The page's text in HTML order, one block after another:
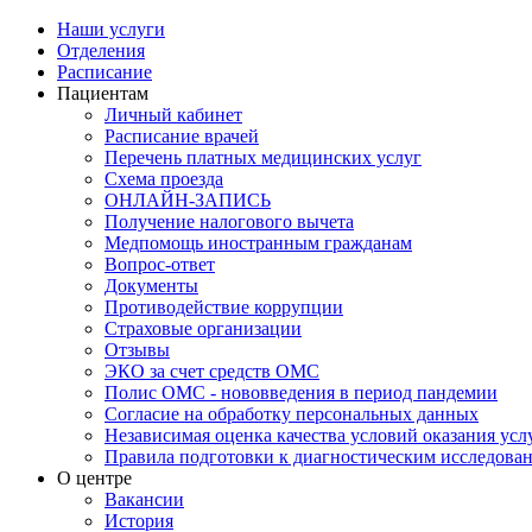
Наши услуги
Отделения
Расписание
Пациентам
Личный кабинет
Расписание врачей
Перечень платных медицинских услуг
Схема проезда
ОНЛАЙН-ЗАПИСЬ
Получение налогового вычета
Медпомощь иностранным гражданам
Вопрос-ответ
Документы
Противодействие коррупции
Страховые организации
Отзывы
ЭКО за счет средств ОМС
Полис ОМС - нововведения в период пандемии
Согласие на обработку персональных данных
Независимая оценка качества условий оказания
Правила подготовки к диагностическим
О центре
Вакансии
История